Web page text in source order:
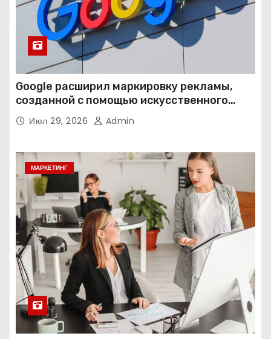
Google расширил маркировку рекламы,
созданной с помощью искусственного
интеллекта
Июл 29, 2026 Admin
МАРКЕТИНГ